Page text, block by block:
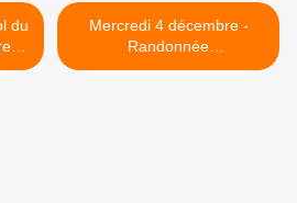
Mercredi 4 décembre -
Randonnée
d'Ammerschwihr aux Trois-